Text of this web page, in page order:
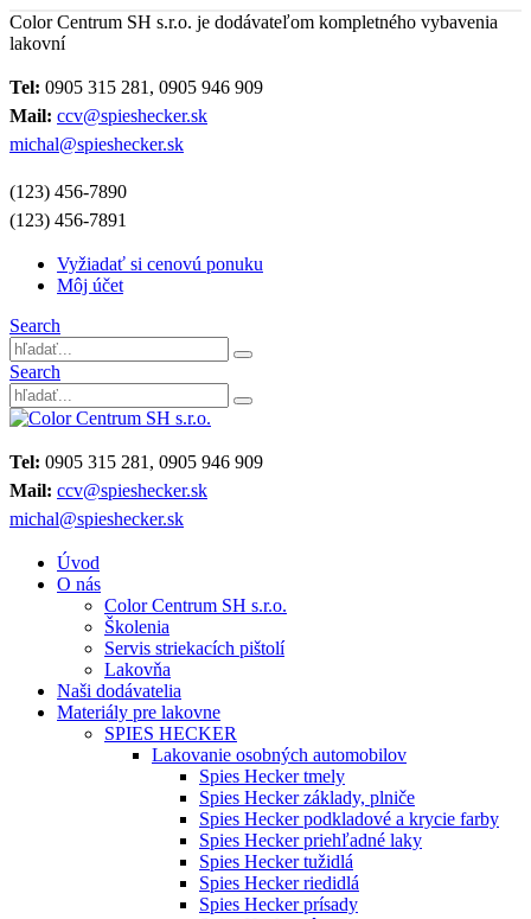
Color Centrum SH s.r.o. je dodávateľom kompletného vybavenia
lakovní
Tel: 0905 315 281, 0905 946 909
Mail: ccv@spieshecker.sk
michal@spieshecker.sk
(123) 456-7890
(123) 456-7891
Vyžiadať si cenovú ponuku
Môj účet
Search
Search
Tel: 0905 315 281, 0905 946 909
Mail: ccv@spieshecker.sk
michal@spieshecker.sk
Úvod
O nás
Color Centrum SH s.r.o.
Školenia
Servis striekacích pištolí
Lakovňa
Naši dodávatelia
Materiály pre lakovne
SPIES HECKER
Lakovanie osobných automobilov
Spies Hecker tmely
Spies Hecker základy, plniče
Spies Hecker podkladové a krycie farby
Spies Hecker priehľadné laky
Spies Hecker tužidlá
Spies Hecker riedidlá
Spies Hecker prísady